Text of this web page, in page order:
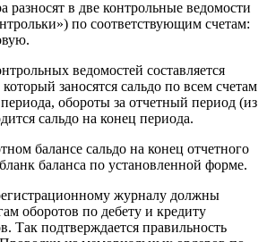
разносят в две контрольные ведомости
по соответствующим счетам:
ведомостей составляется
заносятся сальдо по всем счетам
обороты за отчетный период (из
сальдо на конец периода.
балансе сальдо на конец отчетного
баланса по установленной форме.
журналу должны
оборотов по дебету и кредиту
Так подтверждается правильность